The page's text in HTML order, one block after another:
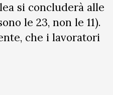
si concluderà alle
le 23, non le 11).
che i lavoratori